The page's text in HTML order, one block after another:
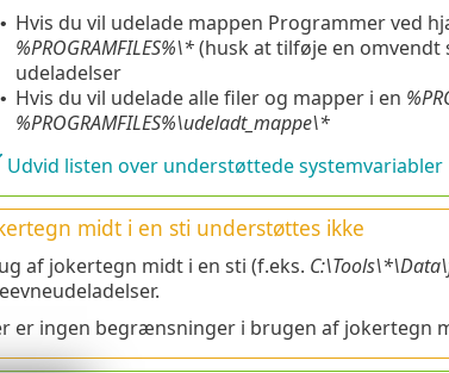
• Hvis du vil udelade mappen Programmer ved
%PROGRAMFILES%\*(husk at tilføje en omvendt
udeladelser
• Hvis du vil udelade alle filer og mapper i en
%PROGRAMFILES%\udeladt_mappe\*
Udvid listen over understøttede systemvariabler
midt i en sti understøttes ikke
af jokertegn midt i en sti (f.eks.
er ingen begrænsninger i brugen af jokertegn